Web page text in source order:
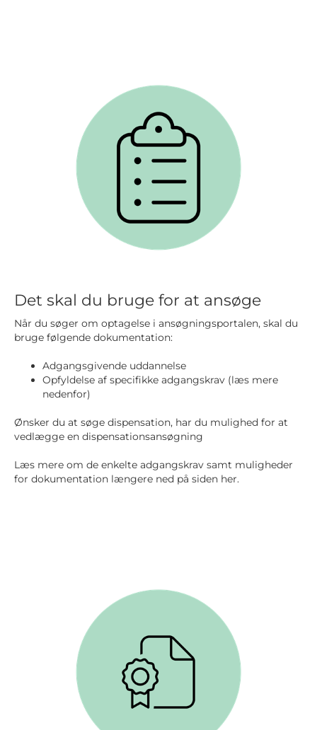
Det skal du bruge for at ansøge
Når du søger om optagelse i ansøgningsportalen, skal du
bruge følgende dokumentation:
Adgangsgivende uddannelse
Opfyldelse af specifikke adgangskrav (læs mere
nedenfor)
Ønsker du at søge dispensation, har du mulighed for at
vedlægge en dispensationsansøgning
Læs mere om de enkelte adgangskrav samt muligheder
for dokumentation længere ned på siden her.